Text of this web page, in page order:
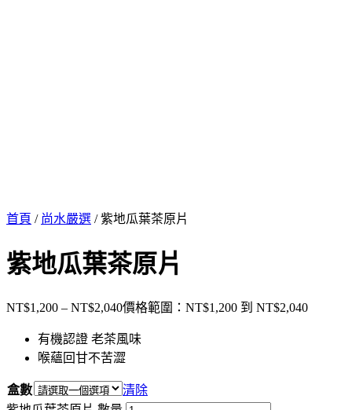
首頁 / 尚水嚴選 / 紫地瓜葉茶原片
紫地瓜葉茶原片
NT$1,200 – NT$2,040價格範圍：NT$1,200 到 NT$2,040
有機認證 老茶風味
喉蘊回甘不苦澀
盒數
清除